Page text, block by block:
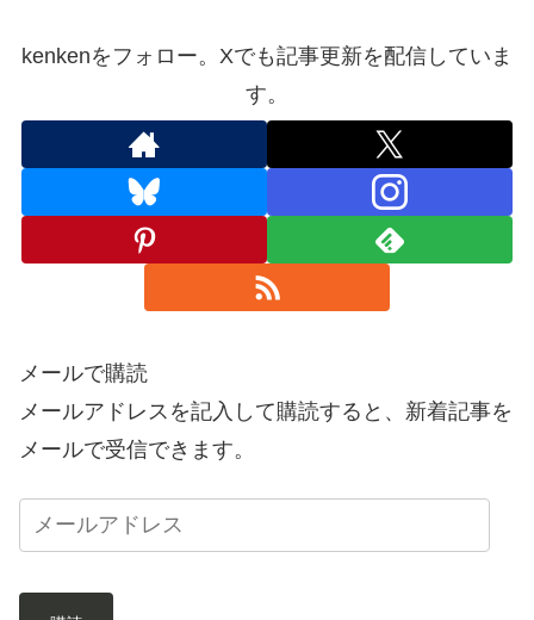
kenkenをフォロー。Xでも記事更新を配信していま
す。
メールで購読
メールアドレスを記入して購読すると、新着記事を
メールで受信できます。